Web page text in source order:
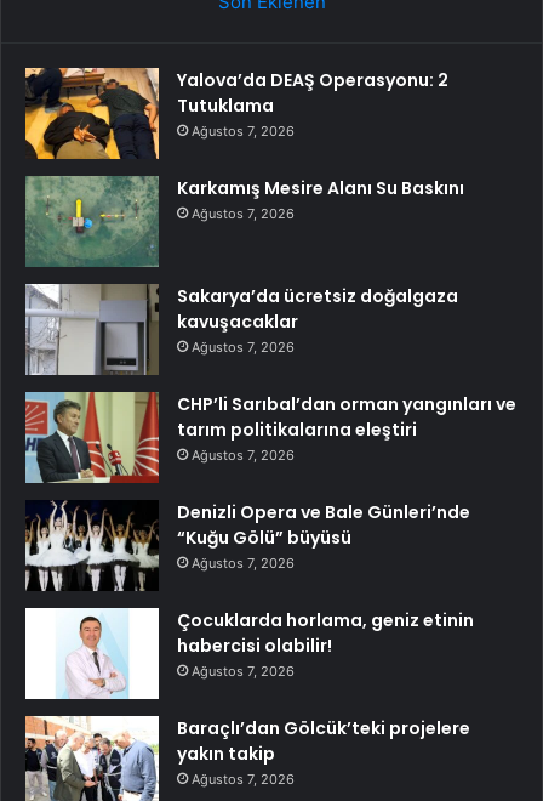
Yalova’da DEAŞ Operasyonu: 2
Tutuklama
Ağustos 7, 2026
Karkamış Mesire Alanı Su Baskını
Ağustos 7, 2026
Sakarya’da ücretsiz doğalgaza
kavuşacaklar
Ağustos 7, 2026
CHP’li Sarıbal’dan orman yangınları ve
tarım politikalarına eleştiri
Ağustos 7, 2026
Denizli Opera ve Bale Günleri’nde
“Kuğu Gölü” büyüsü
Ağustos 7, 2026
Çocuklarda horlama, geniz etinin
habercisi olabilir!
Ağustos 7, 2026
Baraçlı’dan Gölcük’teki projelere
yakın takip
Ağustos 7, 2026